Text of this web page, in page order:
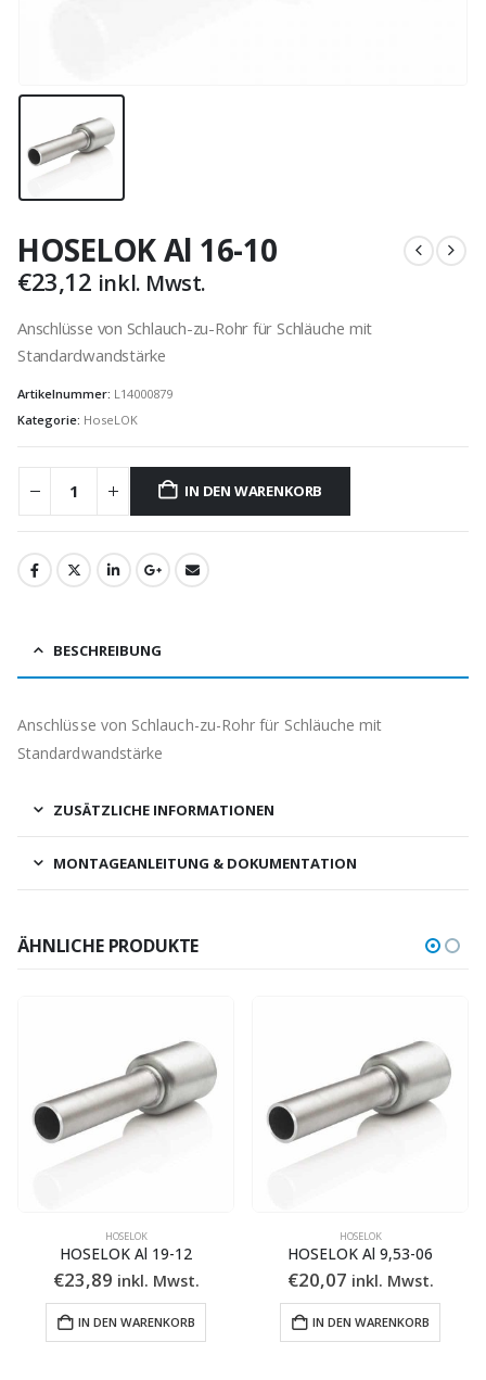
HOSELOK Al 16-10
€23,12 inkl. Mwst.
Anschlüsse von Schlauch-zu-Rohr für Schläuche mit
Standardwandstärke
Artikelnummer: L14000879
Kategorie: HoseLOK
IN DEN WARENKORB
BESCHREIBUNG
Anschlüsse von Schlauch-zu-Rohr für Schläuche mit
Standardwandstärke
ZUSÄTZLICHE INFORMATIONEN
MONTAGEANLEITUNG & DOKUMENTATION
ÄHNLICHE PRODUKTE
HOSELOK
HOSELOK Al 19-12
€23,89 inkl. Mwst.
IN DEN WARENKORB
HOSELOK
HOSELOK Al 9,53-06
€20,07 inkl. Mwst.
IN DEN WARENKORB